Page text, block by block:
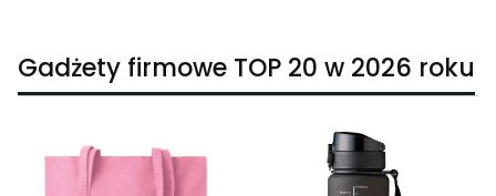
Gadżety firmowe TOP 20 w 2026 roku